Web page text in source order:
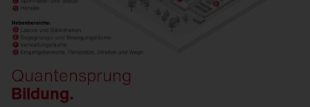
Quantensprung
Bildung.